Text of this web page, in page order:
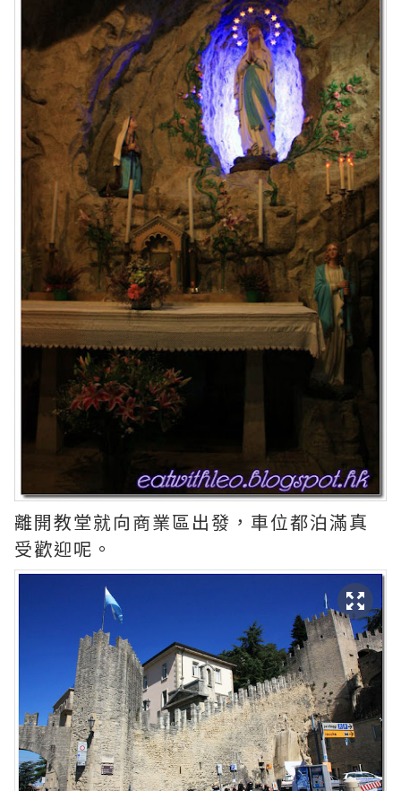
離開教堂就向商業區出發，車位都泊滿真
受歡迎呢。